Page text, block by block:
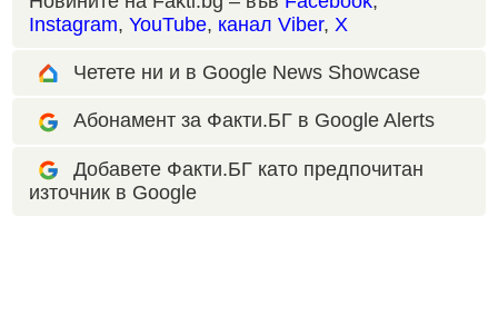
Instagram, YouTube, канал Viber, X
Четете ни и в Google News Showcase
Абонамент за Факти.БГ в Google Alerts
Добавете Факти.БГ като предпочитан
източник в Google